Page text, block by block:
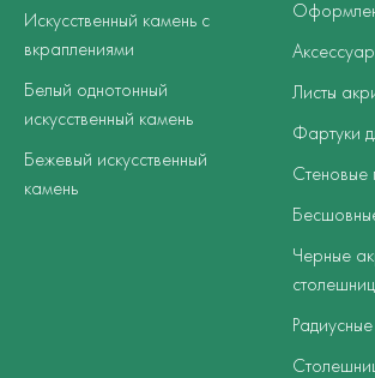
Искусственный камень с
вкраплениями
Белый однотонный
искусственный камень
Бежевый искусственный
камень
Листы
Фартуки
Стеновые
Черные